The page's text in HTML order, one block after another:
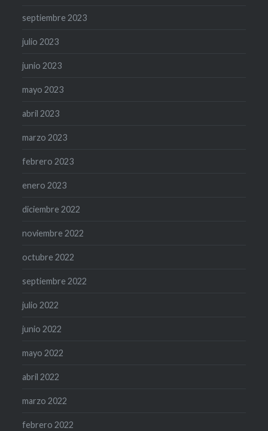
septiembre 2023
julio 2023
junio 2023
mayo 2023
abril 2023
marzo 2023
febrero 2023
enero 2023
diciembre 2022
noviembre 2022
octubre 2022
septiembre 2022
julio 2022
junio 2022
mayo 2022
abril 2022
marzo 2022
febrero 2022